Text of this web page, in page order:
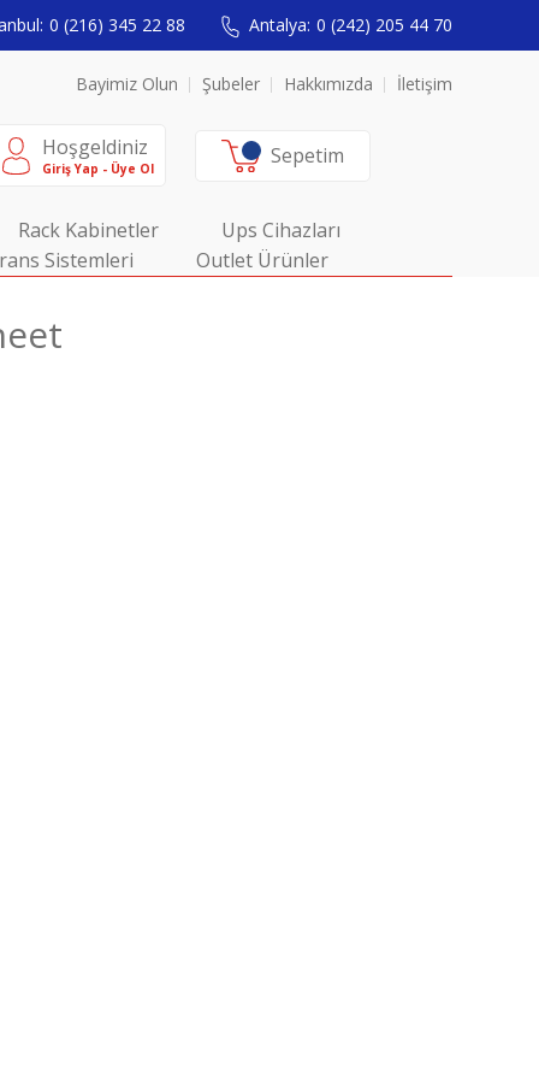
0 (216) 345 22 88 Antalya: 0 (242) 205 44 70
Bayimiz Olun Şubeler Hakkımızda İletişim
Hoşgeldiniz
Giriş Yap - Üye Ol Sepetim
Rack Kabinetler
Ups Cihazları
Sistemleri
Outlet Ürünler